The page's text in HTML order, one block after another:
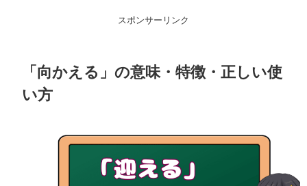
スポンサーリンク
「向かえる」の意味・特徴・正しい使
い方